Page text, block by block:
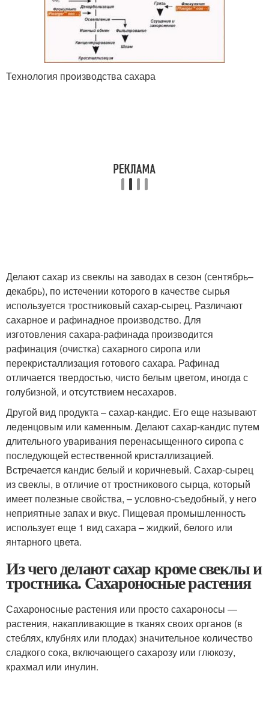
Технология производства сахара
Делают сахар из свеклы на заводах в сезон (сентябрь–
декабрь), по истечении которого в качестве сырья
используется тростниковый сахар-сырец. Различают
сахарное и рафинадное производство. Для
изготовления сахара-рафинада производится
рафинация (очистка) сахарного сиропа или
перекристаллизация готового сахара. Рафинад
отличается твердостью, чисто белым цветом, иногда с
голубизной, и отсутствием несахаров.
Другой вид продукта – сахар-кандис. Его еще называют
леденцовым или каменным. Делают сахар-кандис путем
длительного уваривания перенасыщенного сиропа с
последующей естественной кристаллизацией.
Встречается кандис белый и коричневый. Сахар-сырец
из свеклы, в отличие от тростникового сырца, который
имеет полезные свойства, – условно-съедобный, у него
неприятные запах и вкус. Пищевая промышленность
использует еще 1 вид сахара – жидкий, белого или
янтарного цвета.
Из чего делают сахар кроме свеклы и
тростника. Сахароносные растения
Сахароносные растения или просто сахароносы —
растения, накапливающие в тканях своих органов (в
стеблях, клубнях или плодах) значительное количество
сладкого сока, включающего сахарозу или глюкозу,
крахмал или инулин.